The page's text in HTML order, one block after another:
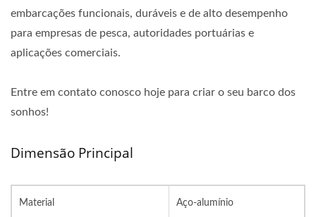
embarcações funcionais, duráveis e de alto desempenho
para empresas de pesca, autoridades portuárias e
aplicações comerciais.
Entre em contato conosco hoje para criar o seu barco dos
sonhos!
Dimensão Principal
Material Aço-alumínio